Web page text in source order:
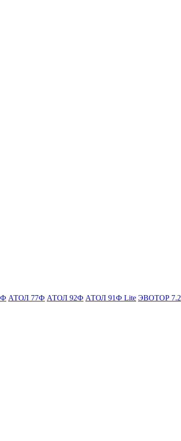
АТОЛ 77Ф АТОЛ 92Ф АТОЛ 91Ф Lite ЭВОТОР 7.2